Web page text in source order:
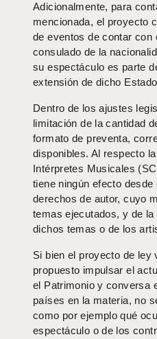
Adicionalmente, para
mencionada, el proyecto
de eventos de contar con
consulado de la
su espectáculo es parte
extensión de dicho
Dentro de los ajustes
limitación de la cantidad
formato de preventa,
disponibles. Al respecto
Intérpretes Musicales
tiene ningún efecto
derechos de autor, cuyo
temas ejecutados, y de
dichos temas o de los
Si bien el proyecto de ley
propuesto impulsar el
el Patrimonio y conversa
países en la materia, no
como por ejemplo qué
espectáculo o de los